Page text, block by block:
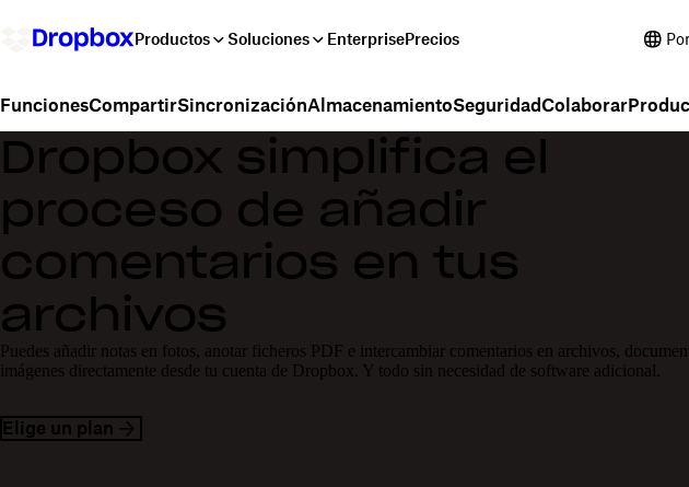
Productos Soluciones EnterprisePrecios
FuncionesCompartirSincronizaciónAlmacenamientoSeguridadColaborar
Dropbox simplifica el
proceso de añadir
comentarios en tus
archivos
Puedes añadir notas en fotos, anotar ficheros PDF e intercambiar comentarios en archivos,
imágenes directamente desde tu cuenta de Dropbox. Y todo sin necesidad de software adicional.
Elige un plan